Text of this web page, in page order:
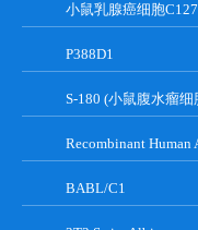
小鼠乳腺癌细胞C127
P388D1
BABL/C1